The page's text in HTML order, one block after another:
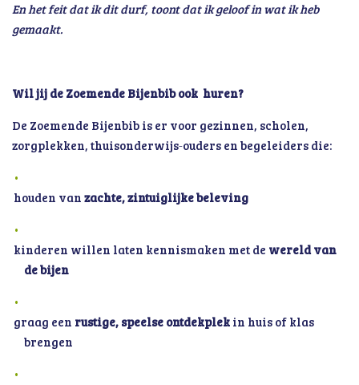
En het feit dat ik dit durf, toont dat ik geloof in wat ik heb
gemaakt.
Wil jij de Zoemende Bijenbib ook huren?
De Zoemende Bijenbib is er voor gezinnen, scholen,
zorgplekken, thuisonderwijs‑ouders en begeleiders die:
houden van zachte, zintuiglijke beleving
kinderen willen laten kennismaken met de wereld van
de bijen
graag een rustige, speelse ontdekplekin huis of klas
brengen